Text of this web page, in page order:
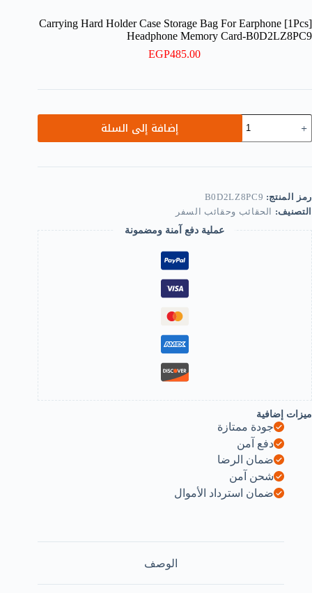
[1Pcs] Carrying Hard Holder Case Storage Bag For Earphone
Headphone Memory Card-B0D2LZ8PC9
EGP485.00
Carrying
Holder
Storage
Bag
For
Headphone
Memory
Card-
B0D2LZ8PC9
إضافة إلى السلة
رمز المنتج: B0D2LZ8PC9
التصنيف: الحقائب وحقائب السفر
عملية دفع آمنة ومضمونة
ميزات إضافية
جودة ممتازة
دفع آمن
ضمان الرضا
شحن آمن
ضمان استرداد الأموال
الوصف